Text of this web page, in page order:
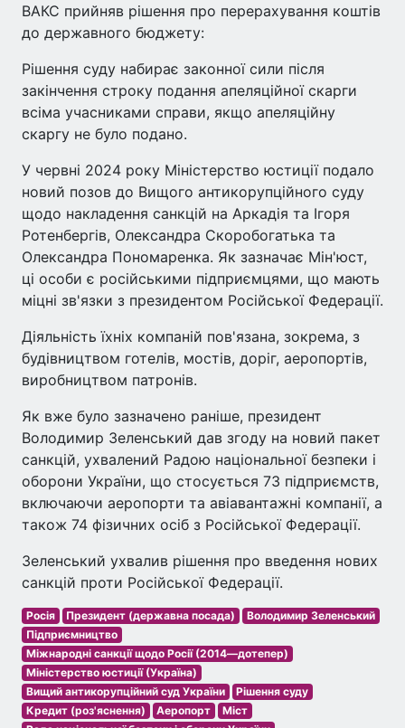
ВАКС прийняв рішення про перерахування коштів
до державного бюджету:
Рішення суду набирає законної сили після
закінчення строку подання апеляційної скарги
всіма учасниками справи, якщо апеляційну
скаргу не було подано.
У червні 2024 року Міністерство юстиції подало
новий позов до Вищого антикорупційного суду
щодо накладення санкцій на Аркадія та Ігоря
Ротенбергів, Олександра Скоробогатька та
Олександра Пономаренка. Як зазначає Мін'юст,
ці особи є російськими підприємцями, що мають
міцні зв'язки з президентом Російської Федерації.
Діяльність їхніх компаній пов'язана, зокрема, з
будівництвом готелів, мостів, доріг, аеропортів,
виробництвом патронів.
Як вже було зазначено раніше, президент
Володимир Зеленський дав згоду на новий пакет
санкцій, ухвалений Радою національної безпеки і
оборони України, що стосується 73 підприємств,
включаючи аеропорти та авіавантажні компанії, а
також 74 фізичних осіб з Російської Федерації.
Зеленський ухвалив рішення про введення нових
санкцій проти Російської Федерації.
Росія Президент (державна посада)
Володимир Зеленський
Підприємництво
Міжнародні санкції щодо Росії (2014—дотепер)
Міністерство юстиції (Україна)
Вищий антикорупційний суд України
Рішення суду
Кредит (роз'яснення)
Аеропорт
Міст